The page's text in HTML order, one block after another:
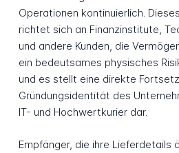
Operationen kontinuierlich.
richtet sich an Finanzinstitute,
und andere Kunden, die
ein bedeutsames physisches
und es stellt eine direkte
Gründungsidentität des
IT- und Hochwertkurier dar.
Empfänger, die ihre Lieferdetails